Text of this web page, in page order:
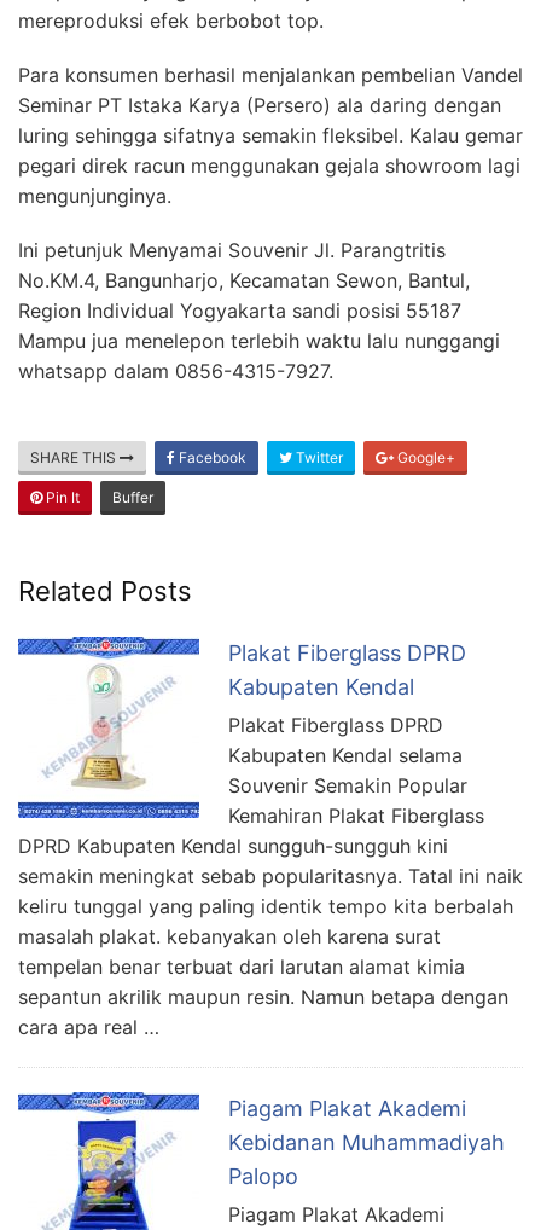
mereproduksi efek berbobot top.
Para konsumen berhasil menjalankan pembelian Vandel
Seminar PT Istaka Karya (Persero) ala daring dengan
luring sehingga sifatnya semakin fleksibel. Kalau gemar
pegari direk racun menggunakan gejala showroom lagi
mengunjunginya.
Ini petunjuk Menyamai Souvenir Jl. Parangtritis
No.KM.4, Bangunharjo, Kecamatan Sewon, Bantul,
Region Individual Yogyakarta sandi posisi 55187
Mampu jua menelepon terlebih waktu lalu nunggangi
whatsapp dalam 0856-4315-7927.
SHARE THIS Facebook Twitter Google+
Pin It Buffer
Related Posts
Plakat Fiberglass DPRD
Kabupaten Kendal
Plakat Fiberglass DPRD
Kabupaten Kendal selama
Souvenir Semakin Popular
Kemahiran Plakat Fiberglass
DPRD Kabupaten Kendal sungguh-sungguh kini
semakin meningkat sebab popularitasnya. Tatal ini naik
keliru tunggal yang paling identik tempo kita berbalah
masalah plakat. kebanyakan oleh karena surat
tempelan benar terbuat dari larutan alamat kimia
sepantun akrilik maupun resin. Namun betapa dengan
cara apa real …
Piagam Plakat Akademi
Kebidanan Muhammadiyah
Palopo
Piagam Plakat Akademi